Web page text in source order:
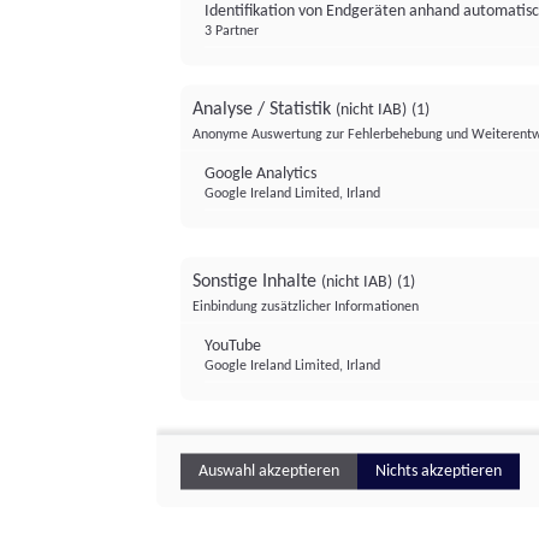
Identifikation von Endgeräten anhand
3 Partner
Analyse / Statistik (nicht IAB) (1)
Anonyme Auswertung zur Fehlerbehebung und
Google Analytics
Google Ireland Limited, Irland
Sonstige Inhalte (nicht IAB) (1)
Einbindung zusätzlicher Informationen
YouTube
Google Ireland Limited, Irland
Auswahl akzeptieren Nichts akzeptieren